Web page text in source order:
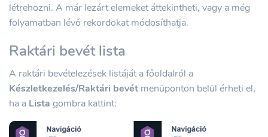
létrehozni. A már lezárt elemeket áttekintheti, vagy a még
folyamatban lévő rekordokat módosíthatja.
Raktári bevét lista
A raktári bevételezések listáját a főoldalról a
Készletkezelés/Raktári bevét menüponton belül érheti el,
ha a Lista gombra kattint: